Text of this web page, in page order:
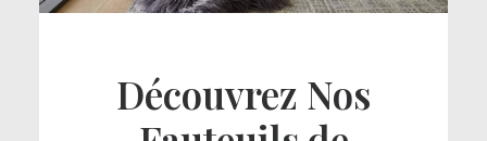
Découvrez Nos